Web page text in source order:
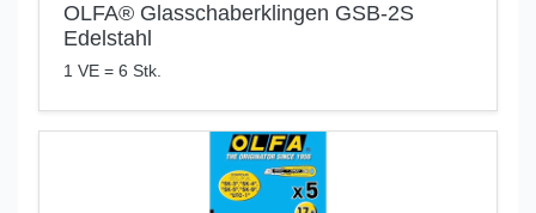
OLFA® Glasschaberklingen GSB-2S
Edelstahl
1 VE = 6 Stk.